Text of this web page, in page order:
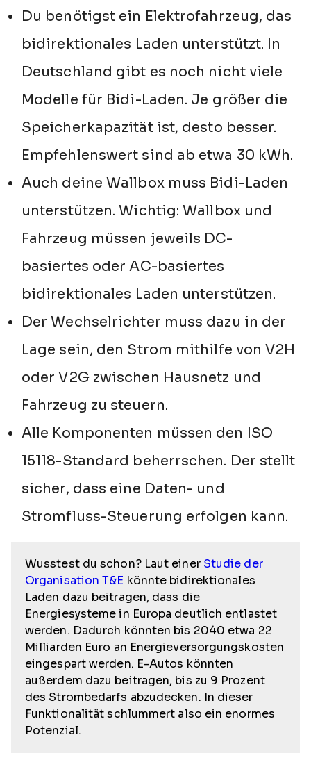
Du benötigst ein Elektrofahrzeug, das
bidirektionales Laden unterstützt. In
Deutschland gibt es noch nicht viele
Modelle für Bidi-Laden. Je größer die
Speicherkapazität ist, desto besser.
Empfehlenswert sind ab etwa 30 kWh.
Auch deine Wallbox muss Bidi-Laden
unterstützen. Wichtig: Wallbox und
Fahrzeug müssen jeweils DC-
basiertes oder AC-basiertes
bidirektionales Laden unterstützen.
Der Wechselrichter muss dazu in der
Lage sein, den Strom mithilfe von V2H
oder V2G zwischen Hausnetz und
Fahrzeug zu steuern.
Alle Komponenten müssen den ISO
15118-Standard beherrschen. Der stellt
sicher, dass eine Daten- und
Stromfluss-Steuerung erfolgen kann.
Wusstest du schon? Laut einer Studie der
Organisation T&E könnte bidirektionales
Laden dazu beitragen, dass die
Energiesysteme in Europa deutlich entlastet
werden. Dadurch könnten bis 2040 etwa 22
Milliarden Euro an Energieversorgungskosten
eingespart werden. E-Autos könnten
außerdem dazu beitragen, bis zu 9 Prozent
des Strombedarfs abzudecken. In dieser
Funktionalität schlummert also ein enormes
Potenzial.